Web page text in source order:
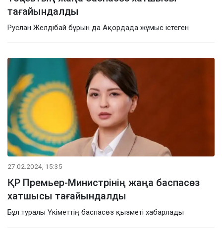
тағайындалды
Руслан Желдібай бұрын да Ақордада жұмыс істеген
27.02.2024, 15:35
ҚР Премьер-Министрінің жаңа баспасөз
хатшысы тағайындалды
Бұл туралы Үкіметтің баспасөз қызметі хабарлады